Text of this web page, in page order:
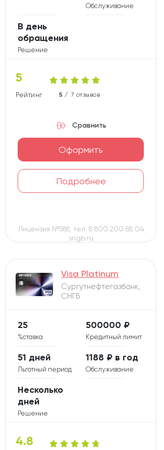
5
Рейтинг карты5 / 7 отзывов
Обслуживание
Решение
В день
обращения
Оформить
Подробнее
Сравнить
Лицензия №588, тел. 8 800 200 88 04
sngb.ru
Visa Platinum
Сургутнефтегазбанк,
СНГБ
4.8
%ставка
25
Кредитный лимит
500000 ₽
Льготный период
51 дней
Обслуживание
1188 ₽ в год
Решение
Несколько
дней